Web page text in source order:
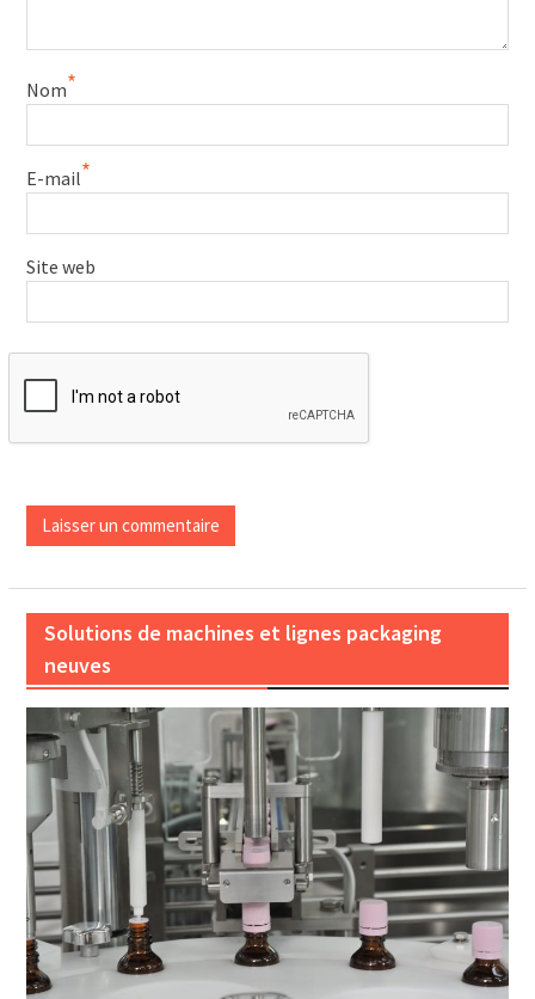
Nom*
E-mail*
Site web
Solutions de machines et lignes packaging
neuves